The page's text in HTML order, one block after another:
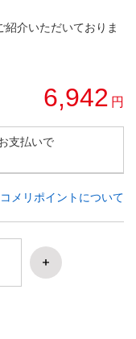
介いただいておりま
6,942 円
支払いで
コメリポイントについて